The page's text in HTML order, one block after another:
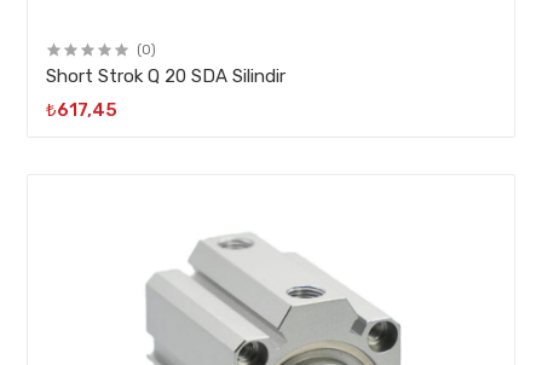
(0)
Short Strok Q 20 SDA Silindir
₺617,45